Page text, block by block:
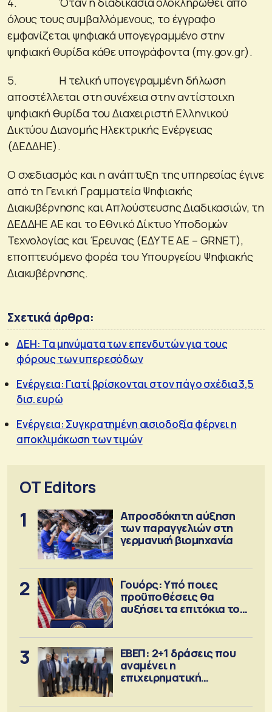
όλους τους συμβαλλόμενους, το έγγραφο
εμφανίζεται ψηφιακά υπογεγραμμένο στην
ψηφιακή θυρίδα κάθε υπογράφοντα (my.gov.gr).
5. Η τελική υπογεγραμμένη δήλωση
αποστέλλεται στη συνέχεια στην αντίστοιχη
ψηφιακή θυρίδα του Διαχειριστή Ελληνικού
Δικτύου Διανομής Ηλεκτρικής Ενέργειας
(ΔΕΔΔΗΕ).
Ο σχεδιασμός και η ανάπτυξη της υπηρεσίας έγινε
από τη Γενική Γραμματεία Ψηφιακής
Διακυβέρνησης και Απλούστευσης Διαδικασιών, τη
ΔΕΔΔΗΕ ΑΕ και το Εθνικό Δίκτυο Υποδομών
Τεχνολογίας και Έρευνας (ΕΔΥΤΕ ΑΕ – GRNET),
εποπτευόμενο φορέα του Υπουργείου Ψηφιακής
Διακυβέρνησης.
Σχετικά άρθρα:
ΔΕΗ: Τα μηνύματα των επενδυτών για τους
φόρους των υπερεσόδων
Ενέργεια: Γιατί βρίσκονται στον πάγο σχέδια 3,5
δισ. ευρώ
Ενέργεια: Συγκρατημένη αισιοδοξία φέρνει η
αποκλιμάκωση των τιμών
OT Editors
1
Απροσδόκητη αύξηση
των παραγγελιών στη
γερμανική βιομηχανία
2
Γουόρς: Υπό ποιες
προϋποθέσεις θα
αυξήσει τα επιτόκια τον
3
ΕΒΕΠ: 2+1 δράσεις που
αναμένει η
επιχειρηματική